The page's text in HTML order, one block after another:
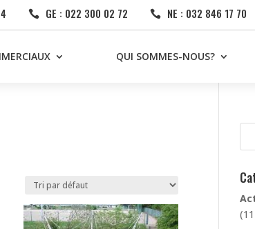
 GE : 022 300 02 72  NE : 032 846 17 70
QUI SOMMES-NOUS?